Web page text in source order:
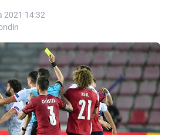
2021 14:32